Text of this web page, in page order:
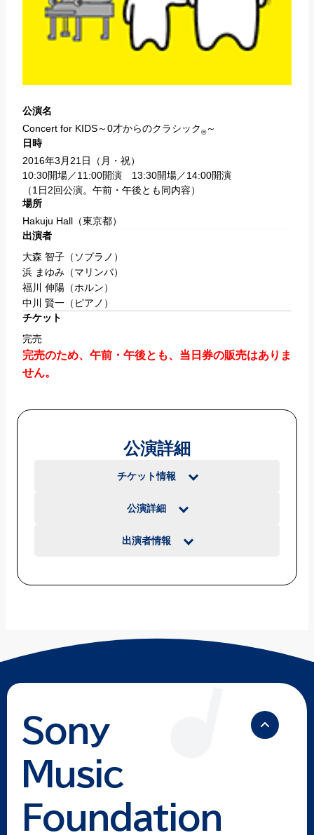
公演名
Concert for KIDS～0才からのクラシック® ～
日時
2016年3月21日（月・祝）
10:30開場／11:00開演 13:30開場／14:00開演
（1日2回公演。午前・午後とも同内容）
場所
Hakuju Hall （東京都）
出演者
大森 智子 （ソプラノ）
浜 まゆみ （マリンバ）
福川 伸陽 （ホルン）
中川 賢一 （ピアノ）
チケット
完売
完売のため、午前・午後とも、当日券の販売はありま
せん。
公演詳細
チケット情報
公演詳細
出演者情報
Sony
Music
Foundation